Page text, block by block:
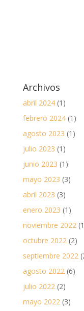
Archivos
abril 2024(1)
febrero 2024(1)
agosto 2023 (1)
julio 2023 (1)
junio 2023 (1)
mayo 2023 (3)
abril 2023 (3)
enero 2023 (1)
noviembre 2022
octubre 2022(2)
septiembre 2022
agosto 2022(6)
julio 2022(2)
mayo 2022(3)